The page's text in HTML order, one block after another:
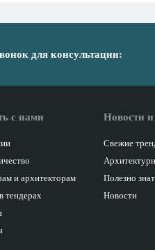
для консультации:
с нами
и архитекторам
тендерах
Новости
Свежие
Полезно
Новости